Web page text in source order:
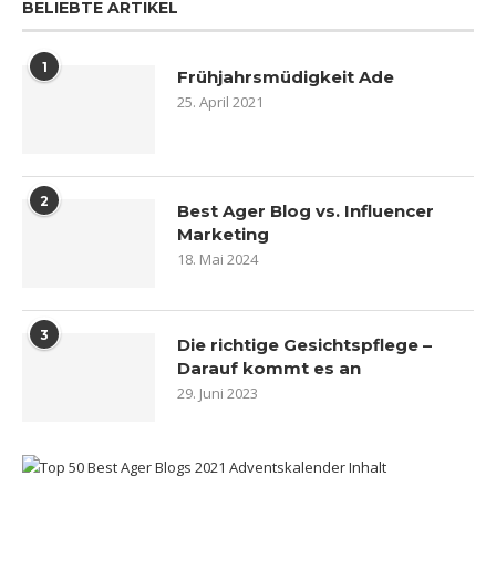
BELIEBTE ARTIKEL
1 Frühjahrsmüdigkeit Ade
25. April 2021
2
Best Ager Blog vs. Influencer
Marketing
18. Mai 2024
3
Die richtige Gesichtspflege –
Darauf kommt es an
29. Juni 2023